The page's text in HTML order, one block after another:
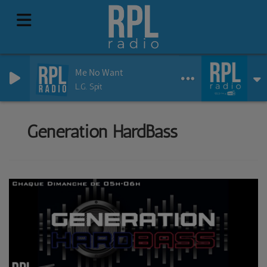
Me No Want
L.G. Spit
Generation HardBass